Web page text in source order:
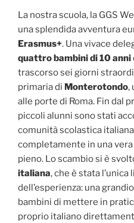
La nostra scuola, la GGS
una splendida avventura
Erasmus+. Una vivace
quattro bambini di 10 anni
trascorso sei giorni
primaria di Monterotondo,
alle porte di Roma. Fin dal
piccoli alunni sono stati
comunità scolastica
completamente in una
pieno. Lo scambio si è
italiana, che è stata l’unica
dell’esperienza: una
bambini di mettere in
proprio italiano